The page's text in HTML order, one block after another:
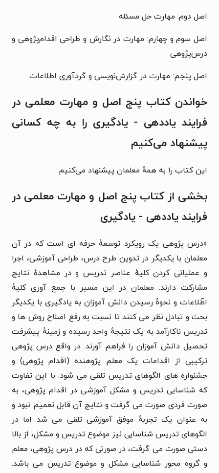
اصل دوم: مهارت حل مسئله
اصل سوم و چهارم: مهارت در نگارش و طراحی اقدام‌پژوهی و
درس‌پژوهی
اصل پنجم: مهارت در گزارش‌نویسی و گردآوری اطلاعات
خواندن کتاب پنج اصل و مهارت معلمی در
فرایند یاددهی - یادگیری را به چه کسانی
پیشنهاد می‌کنیم
این کتاب را به همهٔ معلمان پیشنهاد می‌کنیم.
بخشی از کتاب پنج اصل و مهارت معلمی در
فرایند یاددهی - یادگیری
«درس پژوهی یک رویکرد توسعهٔ حرفه ای است که در آن
معلمان با یکدیگر در تدوین طرح درس، طراحی آموزشی، اجرا
و عملیاتی کردن کلیهٔ عناصر تدریس و در مشاهدهٔ نتایج
مشارکت دارند. معلمان در این مسیر با جمع آوری کلیهٔ
اطّلاعات و نحوهٔ رسیدن دانش آموزان به یادگیری با یکدیگر
بحث و تبادل نظر می کنند تا نسبت به رفع اصلاح روش ها و
تدریس ناکارآمد به یک نتیجهٔ واحد رسیده و زمینهٔ پیشرفت
تحصیل دانش آموزان را فراهم آورند. در واقع درس پژوهی
ترکیبی از اقدامات یک معلم پژوهنده (اقدام پژوهی) و
جشنواره های الگوهای تدریس تلقی می شود. با این تفاوت
که شناسایی تدریس و مشکل آموزشی در اقدام پژوهی، به
صورت فردی صورت می گرفت و نتایج آن قابل تعمیم نبود و
به عنوان یک تجربهٔ موفق آموزشی تلقی می شد اما در
الگوهای تدریس شناسایی نیز موضوع تدریس و مشکل، از بالا
دستی صورت می گرفت، در صورتی که در درس پژوهی، معلم
و گروه محور شناسایی مشکل و موضوع تدریس می باشد.